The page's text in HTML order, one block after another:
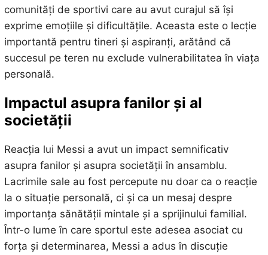
comunități de sportivi care au avut curajul să își
exprime emoțiile și dificultățile. Aceasta este o lecție
importantă pentru tineri și aspiranți, arătând că
succesul pe teren nu exclude vulnerabilitatea în viața
personală.
Impactul asupra fanilor și al
societății
Reacția lui Messi a avut un impact semnificativ
asupra fanilor și asupra societății în ansamblu.
Lacrimile sale au fost percepute nu doar ca o reacție
la o situație personală, ci și ca un mesaj despre
importanța sănătății mintale și a sprijinului familial.
Într-o lume în care sportul este adesea asociat cu
forța și determinarea, Messi a adus în discuție